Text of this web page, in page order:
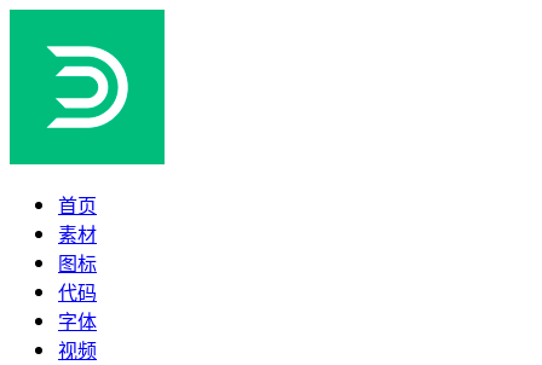
首页
素材
图标
代码
字体
视频